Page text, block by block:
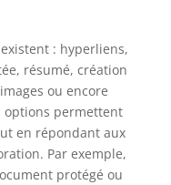
: hyperliens,
résumé, création
ou encore
options permettent
en répondant aux
Par exemple,
protégé ou